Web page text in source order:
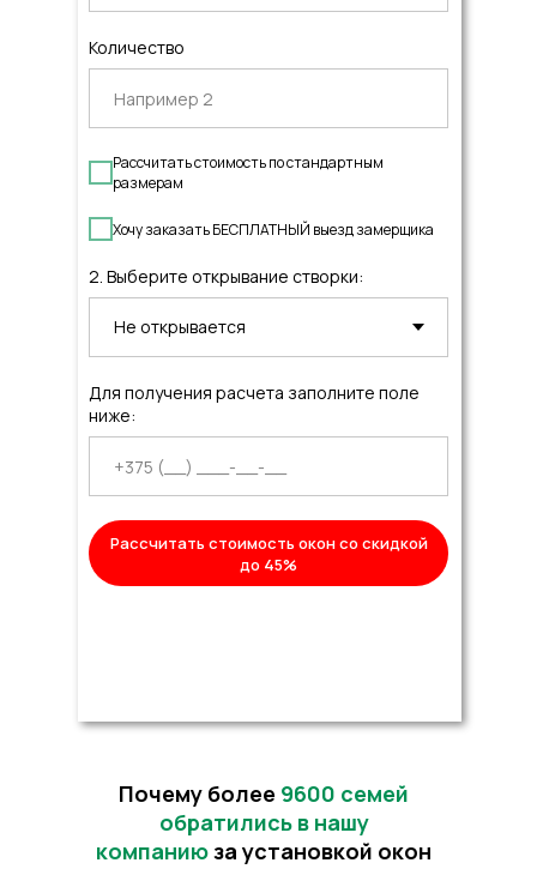
Количество
Рассчитать стоимость по стандартным
размерам
Хочу заказать БЕСПЛАТНЫЙ выезд замерщика
2. Выберите открывание створки:
Для получения расчета заполните поле
ниже:
Рассчитать стоимость окон со скидкой
до 45%
Почему более 9600 семей
обратились в нашу
компаниюза установкой окон